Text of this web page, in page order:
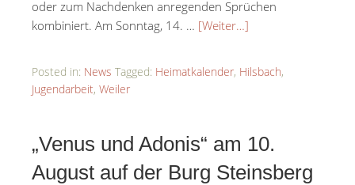
oder zum Nachdenken anregenden Sprüchen
kombiniert. Am Sonntag, 14. … [Weiter…]
Posted in: News Tagged: Heimatkalender, Hilsbach,
Jugendarbeit, Weiler
„Venus und Adonis“ am 10.
August auf der Burg Steinsberg